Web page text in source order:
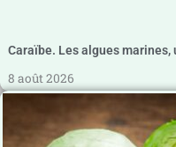
Caraïbe. Les algues marines,
8 août 2026